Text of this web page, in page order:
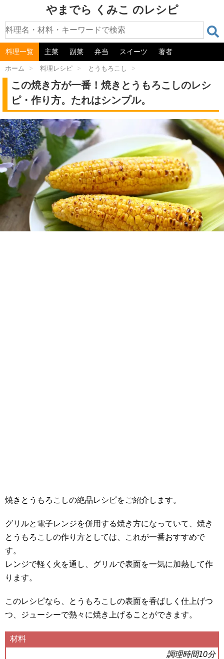
やまでら くみこ のレシピ
料理一覧 主菜 副菜 弁当 スイーツ 著者
ホーム > 料理レシピ > とうもろこし >
この焼き方が一番！焼きとうもろこしのレシ
ピ・作り方。たれはシンプル。
焼きとうもろこしの絶品レシピをご紹介します。
グリルと電子レンジを併用する焼き方になっていて、焼き
とうもろこしの作り方としては、これが一番おすすめで
す。
レンジで軽く火を通し、グリルで表面を一気に加熱して作
ります。
このレシピなら、とうもろこしの表面を香ばしく仕上げつ
つ、ジューシーで熱々に焼き上げることができます。
材料
調理時間10分